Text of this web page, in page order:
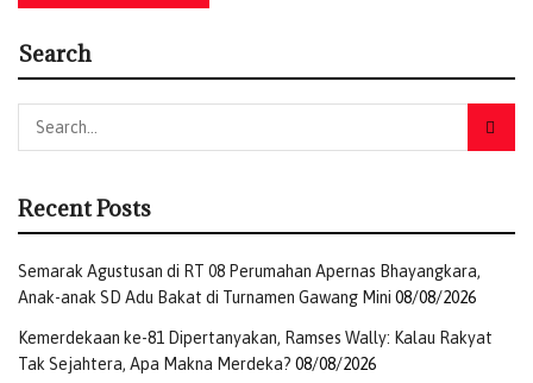
Search
Recent Posts
Semarak Agustusan di RT 08 Perumahan Apernas Bhayangkara,
Anak-anak SD Adu Bakat di Turnamen Gawang Mini 08/08/2026
Kemerdekaan ke-81 Dipertanyakan, Ramses Wally: Kalau Rakyat
Tak Sejahtera, Apa Makna Merdeka? 08/08/2026